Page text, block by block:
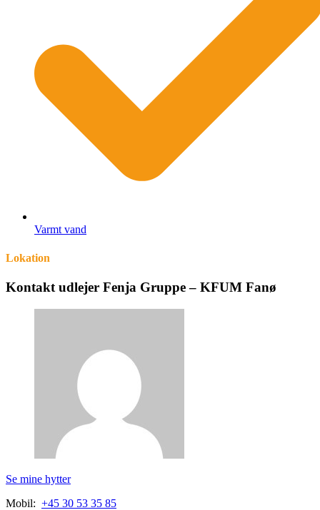
Varmt vand
Lokation
Kontakt udlejer Fenja Gruppe – KFUM Fanø
Se mine hytter
Mobil: +45 30 53 35 85